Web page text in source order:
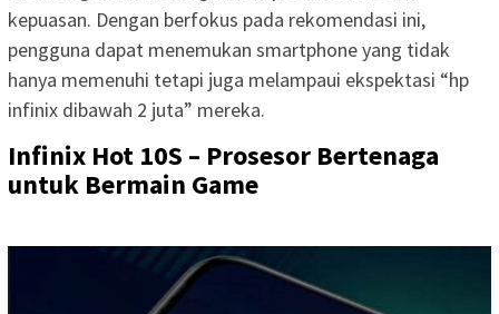
kepuasan. Dengan berfokus pada rekomendasi ini,
pengguna dapat menemukan smartphone yang tidak
hanya memenuhi tetapi juga melampaui ekspektasi “hp
infinix dibawah 2 juta” mereka.
Infinix Hot 10S – Prosesor Bertenaga
untuk Bermain Game